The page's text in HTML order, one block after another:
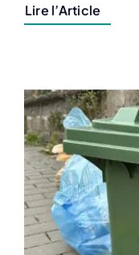
Lire l’Article